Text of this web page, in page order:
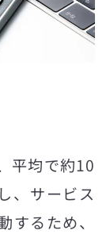
平均で約10
、サービス
するため、